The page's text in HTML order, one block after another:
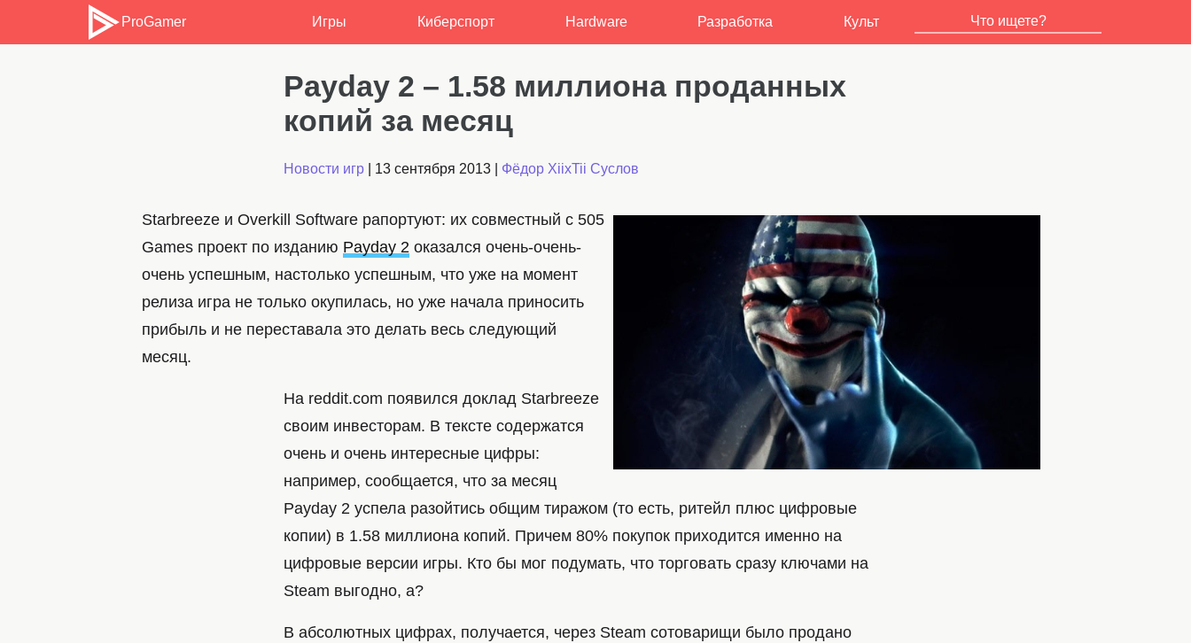
ProGamer Игры Киберспорт Hardware Разработка Культ
Payday 2 – 1.58 миллиона проданных
копий за месяц
Новости игр 13 сентября 2013 Фёдор XiixTii Суслов
Starbreeze и Overkill Software рапортуют: их совместный с 505
Games проект по изданию Payday 2 оказался очень-очень-
очень успешным, настолько успешным, что уже на момент
релиза игра не только окупилась, но уже начала приносить
прибыль и не переставала это делать весь следующий
месяц.
На reddit.com появился доклад Starbreeze
своим инвесторам. В тексте содержатся
очень и очень интересные цифры:
например, сообщается, что за месяц
Payday 2 успела разойтись общим тиражом (то есть, ритейл плюс цифровые
копии) в 1.58 миллиона копий. Причем 80% покупок приходится именно на
цифровые версии игры. Кто бы мог подумать, что торговать сразу ключами на
Steam выгодно, а?
В абсолютных цифрах, получается, через Steam сотоварищи было продано